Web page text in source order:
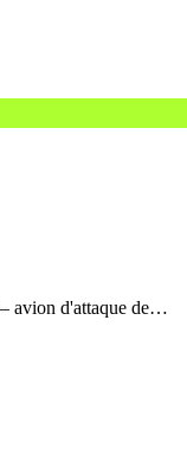
avion d'attaque de…